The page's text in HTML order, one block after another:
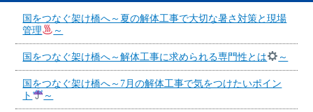
国をつなぐ架け橋へ～夏の解体工事で大切な暑さ対策と現場
管理
～
国をつなぐ架け橋へ～解体工事に求められる専門性とは ～
国をつなぐ架け橋へ～7月の解体工事で気をつけたいポイン
ト
～